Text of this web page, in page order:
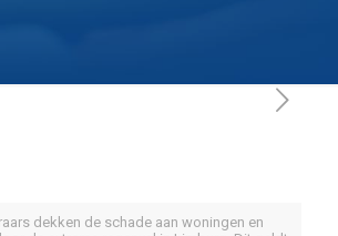
dekken de schade aan woningen en